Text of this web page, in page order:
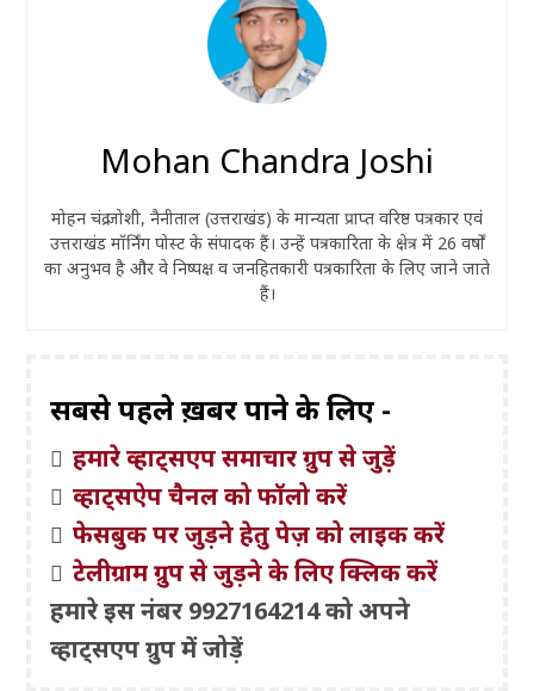
Mohan Chandra Joshi
मोहन चंद्र जोशी, नैनीताल (उत्तराखंड) के मान्यता प्राप्त वरिष्ठ पत्रकार एवं
उत्तराखंड मॉर्निंग पोस्ट के संपादक हैं। उन्हें पत्रकारिता के क्षेत्र में 26 वर्षों
का अनुभव है और वे निष्पक्ष व जनहितकारी पत्रकारिता के लिए जाने जाते
हैं।
सबसे पहले ख़बरें पाने के लिए -
हमारे व्हाट्सएप समाचार ग्रुप से जुड़ें
व्हाट्सऐप चैनल को फॉलो करें
फेसबुक पर जुड़ने हेतु पेज़ को लाइक करें
टेलीग्राम ग्रुप से जुड़ने के लिए क्लिक करें
हमारे इस नंबर 9927164214 को अपने
व्हाट्सएप ग्रुप में जोड़ें